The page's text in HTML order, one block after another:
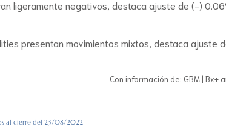
ligeramente negativos, destaca ajuste de (-)
presentan movimientos mixtos, destaca
Con información de: GBM |
al cierre del 23/08/2022